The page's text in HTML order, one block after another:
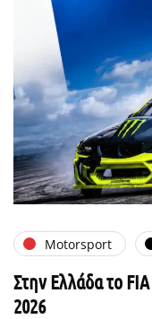
Motorsport
Στην Ελλάδα το
2026